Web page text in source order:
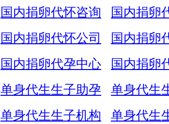
国内捐卵代怀咨询
国内捐卵
国内捐卵代怀公司
国内捐卵
国内捐卵代孕中心
国内捐卵
单身代生生子助孕
单身代生
单身代生生子机构
单身代生